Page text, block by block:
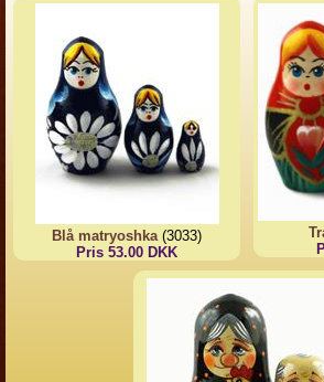
Blå matryoshka(3033)
Pris 53.00 DKK